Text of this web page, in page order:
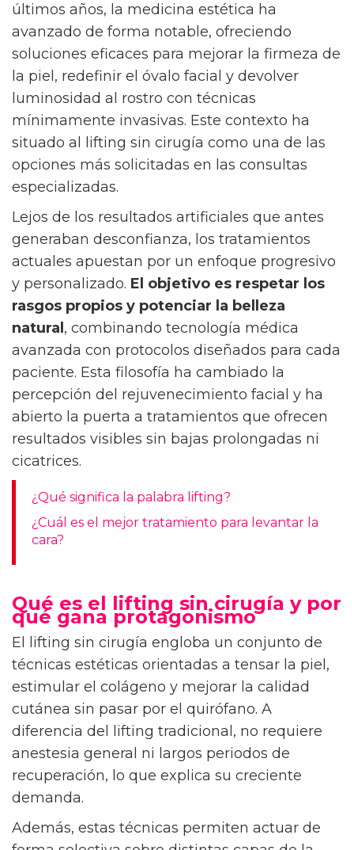
últimos años, la medicina estética ha
avanzado de forma notable, ofreciendo
soluciones eficaces para mejorar la firmeza de
la piel, redefinir el óvalo facial y devolver
luminosidad al rostro con técnicas
mínimamente invasivas. Este contexto ha
situado al lifting sin cirugía como una de las
opciones más solicitadas en las consultas
especializadas.
Lejos de los resultados artificiales que antes
generaban desconfianza, los tratamientos
actuales apuestan por un enfoque progresivo
y personalizado. El objetivo es respetar los
rasgos propios y potenciar la belleza
natural , combinando tecnología médica
avanzada con protocolos diseñados para cada
paciente. Esta filosofía ha cambiado la
percepción del rejuvenecimiento facial y ha
abierto la puerta a tratamientos que ofrecen
resultados visibles sin bajas prolongadas ni
cicatrices.
¿Qué significa la palabra lifting?
¿Cuál es el mejor tratamiento para levantar la
cara?
Qué es el lifting sin cirugía y por
qué gana protagonismo
El lifting sin cirugía engloba un conjunto de
técnicas estéticas orientadas a tensar la piel,
estimular el colágeno y mejorar la calidad
cutánea sin pasar por el quirófano. A
diferencia del lifting tradicional, no requiere
anestesia general ni largos periodos de
recuperación, lo que explica su creciente
demanda.
Además, estas técnicas permiten actuar de